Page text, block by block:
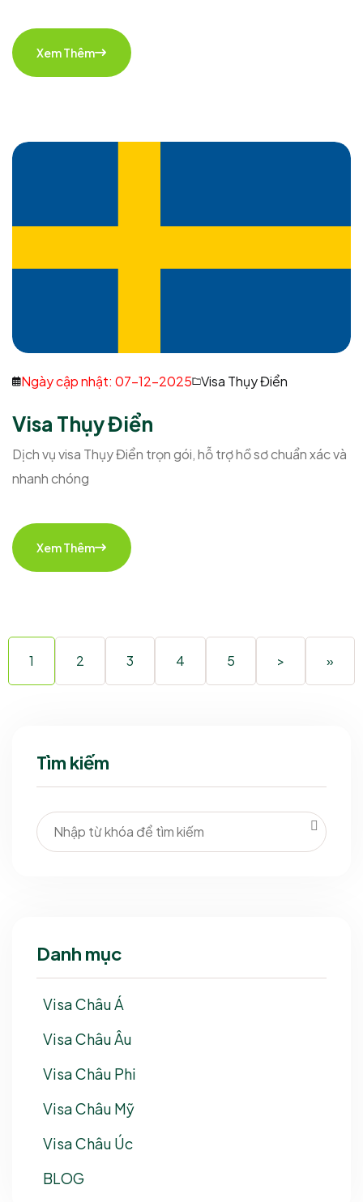
Xem Thêm
Ngày cập nhật: 07-12-2025 Visa Thụy Điển
Visa Thụy Điển
Dịch vụ visa Thụy Điển trọn gói, hỗ trợ hồ sơ chuẩn xác và
nhanh chóng
Xem Thêm
1 2 3 4 5 > »
Tìm kiếm
Danh mục
Visa Châu Á
Visa Châu Âu
Visa Châu Phi
Visa Châu Mỹ
Visa Châu Úc
BLOG